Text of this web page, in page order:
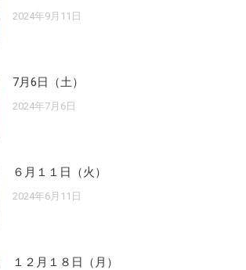
2024年9月11日
7月6日（土）
2024年7月6日
６月１１日（火）
2024年6月11日
１２月１８日（月）